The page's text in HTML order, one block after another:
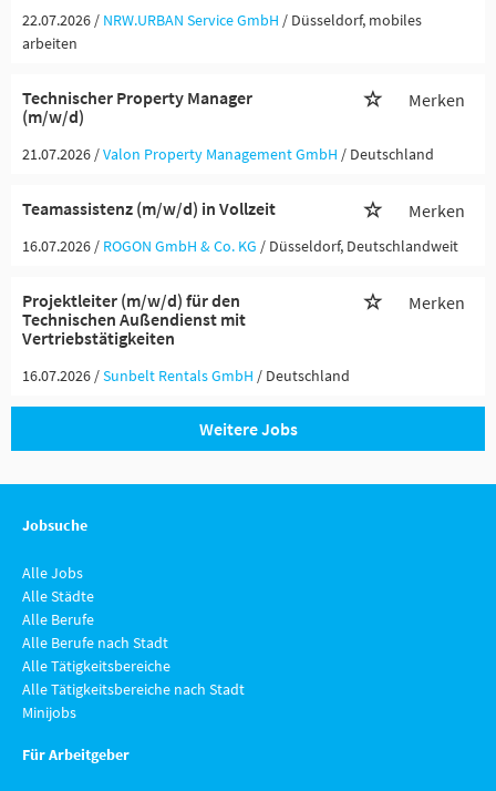
22.07.2026 / NRW.URBAN Service GmbH / Düsseldorf, mobiles
arbeiten
Technischer Property Manager
(m/w/d)
Merken
21.07.2026 /Valon Property Management GmbH / Deutschland
Teamassistenz (m/w/d) in Vollzeit Merken
16.07.2026 / ROGON GmbH & Co. KG / Düsseldorf, Deutschlandweit
Projektleiter (m/w/d) für den
Technischen Außendienst mit
Vertriebstätigkeiten
Merken
16.07.2026 /Sunbelt Rentals GmbH / Deutschland
Weitere Jobs
Jobsuche
Alle Jobs
Alle Städte
Alle Berufe
Alle Berufe nach Stadt
Alle Tätigkeitsbereiche
Alle Tätigkeitsbereiche nach Stadt
Minijobs
Für Arbeitgeber